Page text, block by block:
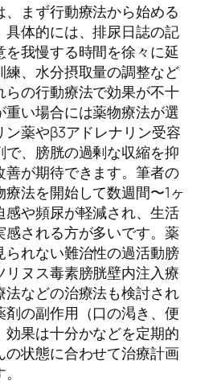
まず行動療法から始める
具体的には、排尿日誌の記
我慢する時間を徐々に延
練、水分摂取量の調整など
らの行動療法で効果が不十
い場合には薬物療法が選
薬やβ3アドレナリン受容
、膀胱の過剰な収縮を抑
善が期待できます。筆者の
法を開始して数週間〜1ヶ
感や頻尿が軽減され、生活
される方が多いです。薬
れない難治性の過活動膀
リヌス毒素膀胱壁内注入療
などの治療法も検討され
剤の副作用（口の渇き、便
果は十分かなどを定期的
の状態に合わせて治療計画